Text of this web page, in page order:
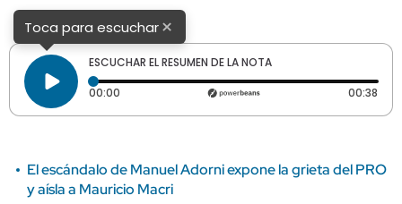
Toca para escuchar×
ESCUCHAR EL RESUMEN DE LA NOTA
00:00 Tiempo transcurrido: 0 segundos 00:38
El escándalo de Manuel Adorni expone la grieta del PRO
y aísla a Mauricio Macri